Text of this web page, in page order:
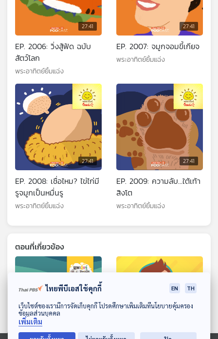
ดาวน์โหลด Thai PBS Podcast Application
27:41
EP. 2006: วิ่งสู้ฟัด ฉบับ
สัตว์โลก
พระอาทิตย์ยิ้มแฉ่ง
27:41
EP. 2007: จมูกจอมขี้เกียจ
พระอาทิตย์ยิ้มแฉ่ง
27:41
EP. 2008: เชื่อไหม? ไข่ไก่มี
รูจมูกเป็นหมื่นรู
พระอาทิตย์ยิ้มแฉ่ง
27:41
EP. 2009: ความลับ...ใต้เท้า
สิงโต
พระอาทิตย์ยิ้มแฉ่ง
ตอนที่เกี่ยวข้อง
27:41 27:41
ไทยพีบีเอสใช้คุกกี้ EN TH
เว็บไซต์ของเรามีการจัดเก็บคุกกี้ โปรดศึกษาเพิ่มเติมที่นโยบายคุ้มครอง
ข้อมูลส่วนบุคคล
เพิ่มเติม